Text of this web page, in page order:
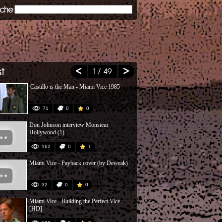
1 / 49
Castillo is the Man - Miami Vice 1985
71 0 0
Don Johnson interview Monsieur
Hollywood (1)
162 0 1
Miami Vice - Payback cover (by Deweak)
32 0 0
Miami Vice - Building the Perfect Vice
[HD]
The Alan
22
The
76
Miami Vice
83
Miami Vice